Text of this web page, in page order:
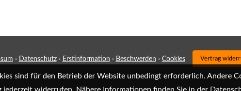
· Datenschutz· Erstinformation · Beschwerden · Cookies Vertrag
sind für den Betrieb der Website unbedingt erforderlich. Andere